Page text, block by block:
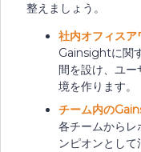
整えましょう。
社内オフィスア
Gainsightに関
間を設け、ユー
境を作ります。
チーム内の
各チームからレ
ンピオンとして